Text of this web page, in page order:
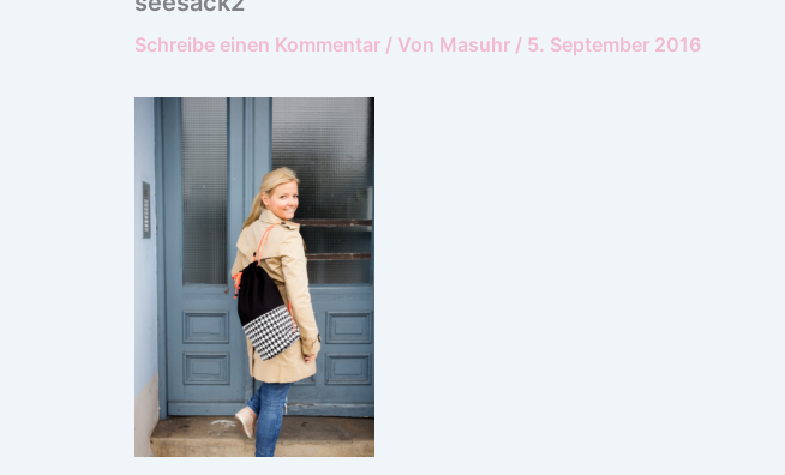
Schreibe einen Kommentar / Von Masuhr / 5. September 2016